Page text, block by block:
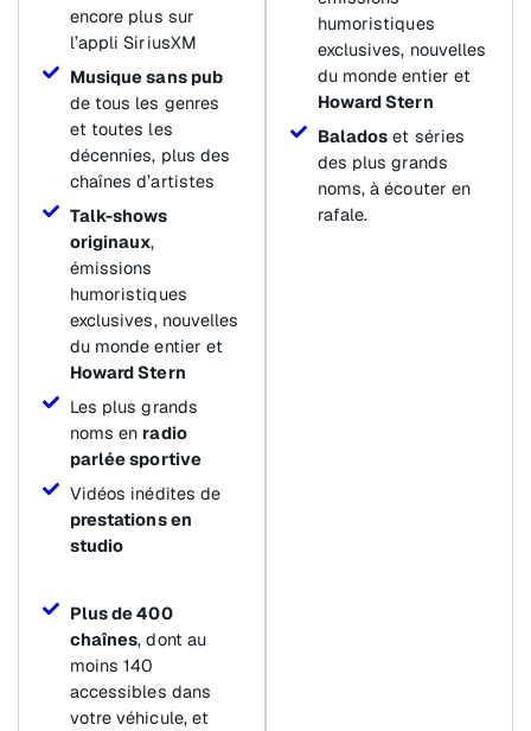
encore plus sur
l’appli SiriusXM
Musique sans pub
de tous les genres
et toutes les
décennies, plus des
chaînes d’artistes
Talk-shows
originaux,
émissions
humoristiques
exclusives, nouvelles
du monde entier et
Howard Stern
Les plus grands
noms en radio
parlée sportive
Vidéos inédites de
prestations en
studio
Plus de 400
chaînes, dont au
moins 140
accessibles dans
votre véhicule, et
humoristiques
exclusives, nouvelles
du monde entier et
Howard Stern
Balados et séries
des plus grands
noms, à écouter en
rafale.